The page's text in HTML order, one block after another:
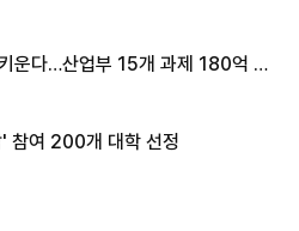
운다…산업부 15개 과제 180억 지
참여 200개 대학 선정